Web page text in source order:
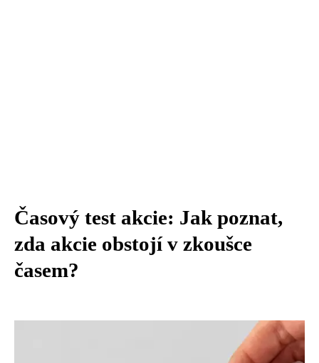
Časový test akcie: Jak poznat,
zda akcie obstojí v zkoušce
časem?